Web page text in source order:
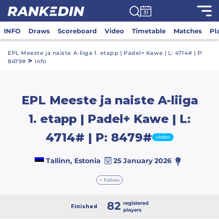
INFO Draws Scoreboard Video Timetable Matches
EPL Meeste ja naiste A-liiga 1. etapp | Padel+ Kawe | L: 4714# | P:
8479# > Info
EPL Meeste ja naiste A-liiga
1. etapp | Padel+ Kawe | L:
4714# | P: 8479#
video
Tallinn, Estonia 25 January 2026
+ Follow
Finished 82 registered
players